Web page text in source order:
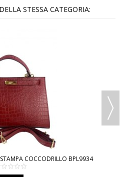
STESSA CATEGORIA:
COCCODRILLO BPL9934